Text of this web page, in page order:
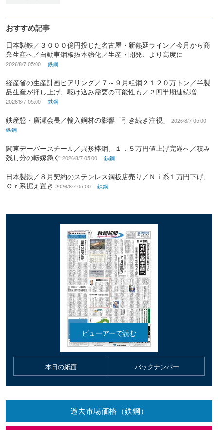
おすすめ記事
日本製鉄／３０００億円投じた名古屋・新熱延ライン／今月から商
業生産へ／自動車鋼板抜本強化／生産・開発、より高度に
2026/8/7 05:00 鉄鋼
経産省の生産計画ヒアリング／７～９月粗鋼２１２０万トン／半製
品生産が押し上げ、駆け込み需要の可能性も／２四半期連続増
2026/8/7 05:00 鉄鋼
鉄産懇・廣瀬会長／輸入鋼材の影響「引き続き注視」
2026/8/7 05:00
鉄鋼
関東デーバースチール／異形棒鋼、１．５万円値上げ完遂へ／積み
残し分の転嫁急ぐ 2026/8/7 05:00 鉄鋼
日本製鉄／８月契約のステンレス鋼板店売り／Ｎｉ系１万円下げ、
Ｃｒ系据え置き 2026/8/7 05:00 鉄鋼
本日の紙面 バックナンバー
過去市場価格（鉄鋼）